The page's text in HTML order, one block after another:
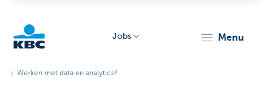
Jobs menu
Werken met data en analytics?